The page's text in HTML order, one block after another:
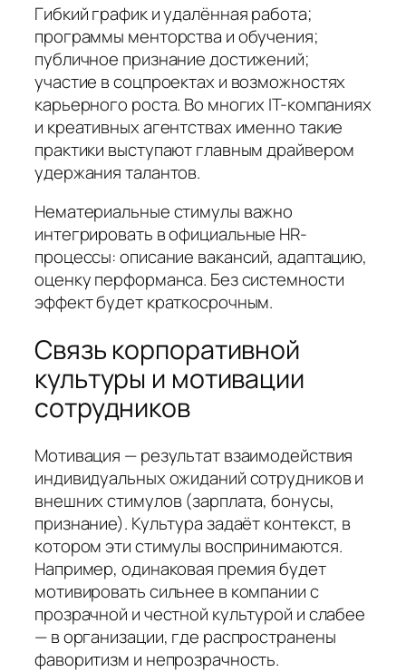
Гибкий график и удалённая работа;
программы менторства и обучения;
публичное признание достижений;
участие в соцпроектах и возможностях
карьерного роста. Во многих IT-компаниях
и креативных агентствах именно такие
практики выступают главным драйвером
удержания талантов.
Нематериальные стимулы важно
интегрировать в официальные HR-
процессы: описание вакансий, адаптацию,
оценку перформанса. Без системности
эффект будет краткосрочным.
Связь корпоративной
культуры и мотивации
сотрудников
Мотивация — результат взаимодействия
индивидуальных ожиданий сотрудников и
внешних стимулов (зарплата, бонусы,
признание). Культура задаёт контекст, в
котором эти стимулы воспринимаются.
Например, одинаковая премия будет
мотивировать сильнее в компании с
прозрачной и честной культурой и слабее
— в организации, где распространены
фаворитизм и непрозрачность.